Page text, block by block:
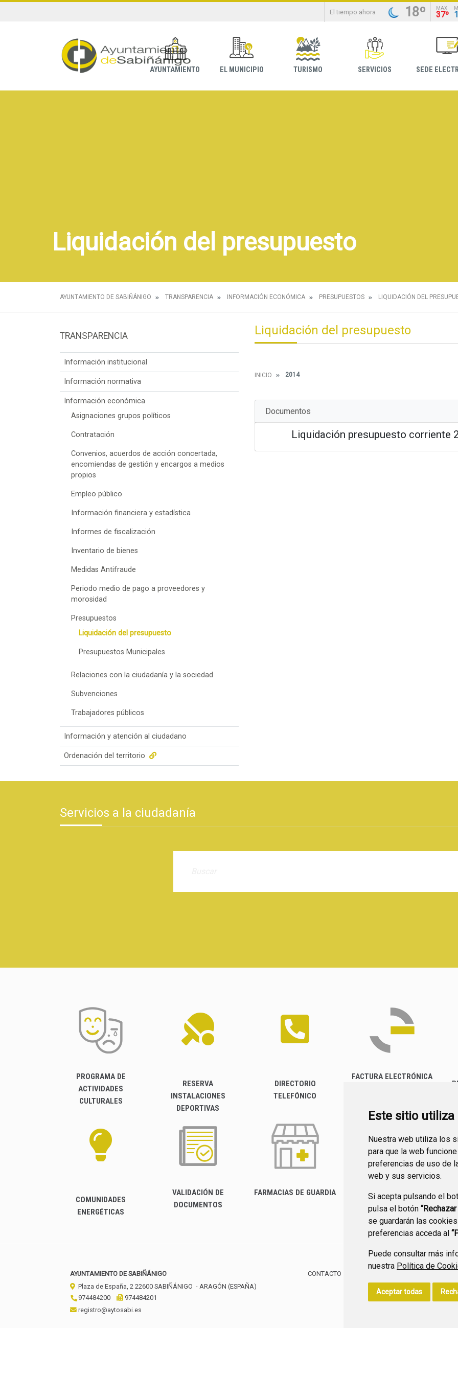
Este sitio
Nuestra web utiliza los
para que la web
preferencias de uso de
web y sus servicios.
Si acepta pulsando el
pulsa el botón
se guardarán las
preferencias acceda al
Puede consultar más
nuestra Política de
Aceptar todas
El tiempo ahora 18º MAX
37º
AYUNTAMIENTO EL MUNICIPIO TURISMO SERVICIOS SEDE
Liquidación del presupuesto
AYUNTAMIENTO DE SABIÑÁNIGO TRANSPARENCIA INFORMACIÓN ECONÓMICA PRESUPUESTOS LIQUIDACIÓN DEL
TRANSPARENCIA
Información institucional
Información normativa
Información económica
Asignaciones grupos políticos
Contratación
Convenios, acuerdos de acción concertada,
encomiendas de gestión y encargos a medios
propios
Empleo público
Información financiera y estadística
Informes de fiscalización
Inventario de bienes
Medidas Antifraude
Periodo medio de pago a proveedores y
morosidad
Presupuestos
Liquidación del presupuesto
Presupuestos Municipales
Relaciones con la ciudadanía y la sociedad
Subvenciones
Trabajadores públicos
Información y atención al ciudadano
Ordenación del territorio
Liquidación del presupuesto
INICIO 2014
Documentos
Liquidación presupuesto corriente
Servicios a la ciudadanía
PROGRAMA DE
ACTIVIDADES
CULTURALES
RESERVA
INSTALACIONES
DEPORTIVAS
DIRECTORIO
TELEFÓNICO
FACTURA ELECTRÓNICA
COMUNIDADES
ENERGÉTICAS
VALIDACIÓN DE
DOCUMENTOS
FARMACIAS DE GUARDIA
CANAL YOUTUBE
AYUNTAMIENTO DE SABIÑÁNIGO
Plaza de España, 2 22600 SABIÑÁNIGO - ARAGÓN (ESPAÑA)
974484200
974484201
registro@aytosabi.es
CONTACTO